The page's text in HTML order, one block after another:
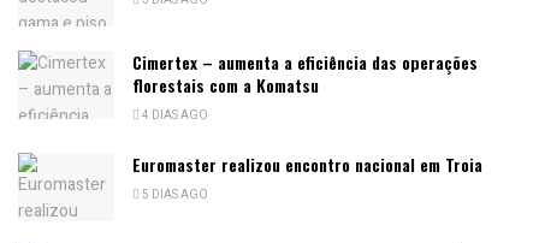
Cimertex – aumenta a eficiência das operações
florestais com a Komatsu
4 DIAS AGO
Euromaster realizou encontro nacional em Troia
5 DIAS AGO